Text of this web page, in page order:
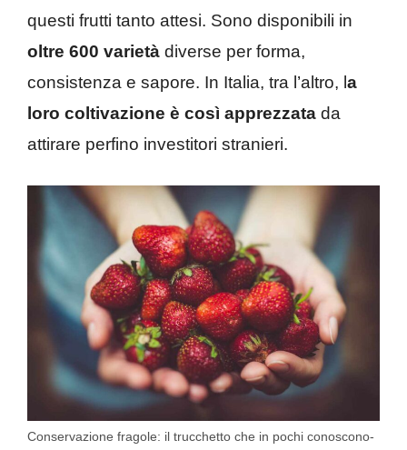
questi frutti tanto attesi. Sono disponibili in
oltre 600 varietà diverse per forma,
consistenza e sapore. In Italia, tra l’altro, la
loro coltivazione è così apprezzata da
attirare perfino investitori stranieri.
Conservazione fragole: il trucchetto che in pochi conoscono-